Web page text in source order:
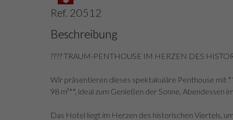
Ref. 20512
Beschreibung
???? TRAUM-PENTHOUSE IM HERZEN DES
Wir präsentieren dieses spektakuläre Penthouse mit
98 m²**, ideal zum Genießen der Sonne, Abendessen
Das Hotel liegt im Herzen des historischen Viertels,